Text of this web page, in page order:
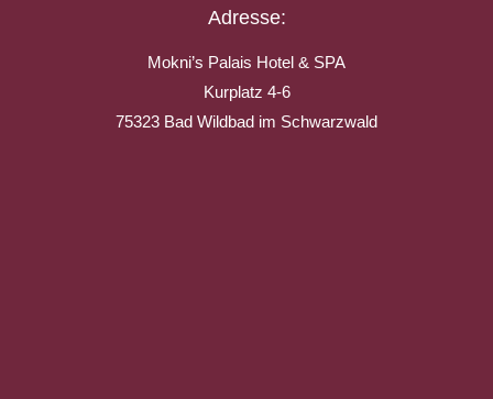
Adresse:
Mokni’s Palais Hotel & SPA
Kurplatz 4-6
75323 Bad Wildbad im Schwarzwald